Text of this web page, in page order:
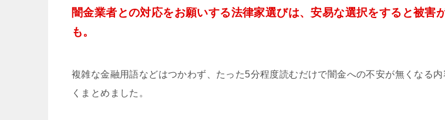
闇金業者との対応をお願いする法律家選びは、安易な選択をすると被害
も。
複雑な金融用語などはつかわず、たった5分程度読むだけで闇金への不安が無くなる
くまとめました。